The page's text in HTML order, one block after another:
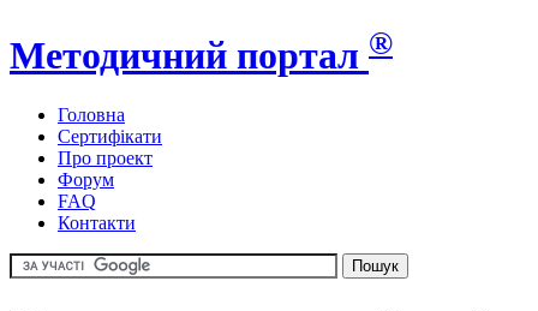
Методичний портал ®
Головна
Сертифікати
Про проект
Форум
FAQ
Контакти